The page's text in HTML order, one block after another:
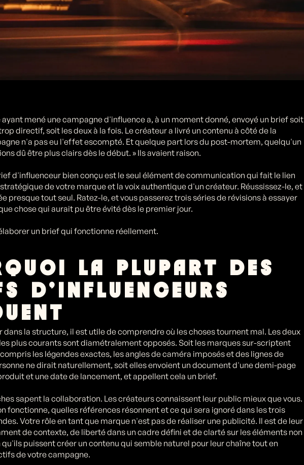
mené une campagne d'influence a, à un moment donné, envoyé un brief soit
directif, soit les deux à la fois. Le créateur a livré un contenu à côté de la
n'a pas eu l'effet escompté. Et quelque part lors du post-mortem, quelqu'un
dû être plus clairs dès le début. » Ils avaient raison.
d'influenceur bien conçu est le seul élément de communication qui fait le lien
de votre marque et la voix authentique d'un créateur. Réussissez-le, et
presque tout seul. Ratez-le, et vous passerez trois séries de révisions à essayer
chose qui aurait pu être évité dès le premier jour.
un brief qui fonctionne réellement.
LA PLUPART DES
D'INFLUENCEURS
dans la structure, il est utile de comprendre où les choses tournent mal. Les deux
plus courants sont diamétralement opposés. Soit les marques sur-scriptent
les légendes exactes, les angles de caméra imposés et des lignes de
ne dirait naturellement, soit elles envoient un document d'une demi-page
et une date de lancement, et appellent cela un brief.
sapent la collaboration. Les créateurs connaissent leur public mieux que vous.
fonctionne, quelles références résonnent et ce qui sera ignoré dans les trois
Votre rôle en tant que marque n'est pas de réaliser une publicité. Il est de leur
de contexte, de liberté dans un cadre défini et de clarté sur les éléments non
puissent créer un contenu qui semble naturel pour leur chaîne tout en
de votre campagne.